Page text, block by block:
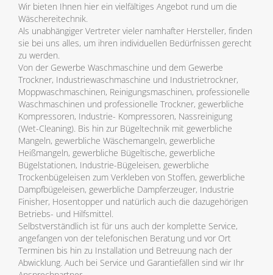
Wir bieten Ihnen hier ein vielfältiges Angebot rund um die
Wäschereitechnik.
Als unabhängiger Vertreter vieler namhafter Hersteller, finden
sie bei uns alles, um ihren individuellen Bedürfnissen gerecht
zu werden.
Von der Gewerbe Waschmaschine und dem Gewerbe
Trockner, Industriewaschmaschine und Industrietrockner,
Moppwaschmaschinen, Reinigungsmaschinen, professionelle
Waschmaschinen und professionelle Trockner, gewerbliche
Kompressoren, Industrie- Kompressoren, Nassreinigung
(Wet-Cleaning). Bis hin zur Bügeltechnik mit gewerbliche
Mangeln, gewerbliche Wäschemangeln, gewerbliche
Heißmangeln, gewerbliche Bügeltische, gewerbliche
Bügelstationen, Industrie-Bügeleisen, gewerbliche
Trockenbügeleisen zum Verkleben von Stoffen, gewerbliche
Dampfbügeleisen, gewerbliche Dampferzeuger, Industrie
Finisher, Hosentopper und natürlich auch die dazugehörigen
Betriebs- und Hilfsmittel.
Selbstverständlich ist für uns auch der komplette Service,
angefangen von der telefonischen Beratung und vor Ort
Terminen bis hin zu Installation und Betreuung nach der
Abwicklung. Auch bei Service und Garantiefällen sind wir Ihr